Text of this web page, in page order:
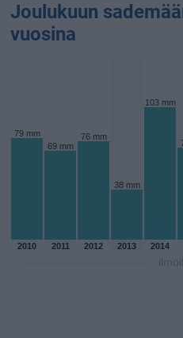
Joulukuun
vuosina
79 mm
69 mm
76 mm
38 mm
103 mm
2010 2011 2012 2013 2014